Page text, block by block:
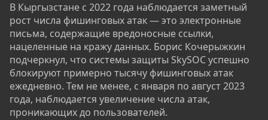
В Кыргызстане с 2022 года наблюдается заметный
рост числа фишинговых атак — это электронные
письма, содержащие вредоносные ссылки,
нацеленные на кражу данных. Борис Кочерыжкин
подчеркнул, что системы защиты SkySOC успешно
блокируют примерно тысячу фишинговых атак
ежедневно. Тем не менее, с января по август 2023
года, наблюдается увеличение числа атак,
проникающих до пользователей.